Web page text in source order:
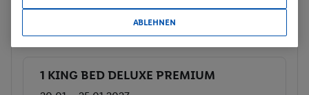
Weitere Informationen des
Buchen
1 KING BED DELUXE PREMIUM
ABLEHNEN